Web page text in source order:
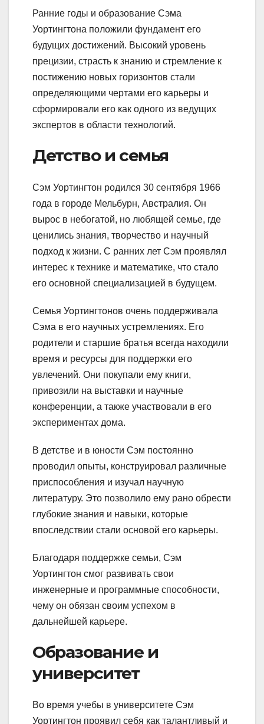
Ранние годы и образование Сэма
Уортингтона положили фундамент его
будущих достижений. Высокий уровень
прецизии, страсть к знанию и стремление к
постижению новых горизонтов стали
определяющими чертами его карьеры и
сформировали его как одного из ведущих
экспертов в области технологий.
Детство и семья
Сэм Уортингтон родился 30 сентября 1966
года в городе Мельбурн, Австралия. Он
вырос в небогатой, но любящей семье, где
ценились знания, творчество и научный
подход к жизни. С ранних лет Сэм проявлял
интерес к технике и математике, что стало
его основной специализацией в будущем.
Семья Уортингтонов очень поддерживала
Сэма в его научных устремлениях. Его
родители и старшие братья всегда находили
время и ресурсы для поддержки его
увлечений. Они покупали ему книги,
привозили на выставки и научные
конференции, а также участвовали в его
экспериментах дома.
В детстве и в юности Сэм постоянно
проводил опыты, конструировал различные
приспособления и изучал научную
литературу. Это позволило ему рано обрести
глубокие знания и навыки, которые
впоследствии стали основой его карьеры.
Благодаря поддержке семьи, Сэм
Уортингтон смог развивать свои
инженерные и программные способности,
чему он обязан своим успехом в
дальнейшей карьере.
Образование и
университет
Во время учебы в университете Сэм
Уортингтон проявил себя как талантливый и